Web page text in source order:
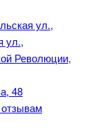
ул.,
ул.,
Революции,
48